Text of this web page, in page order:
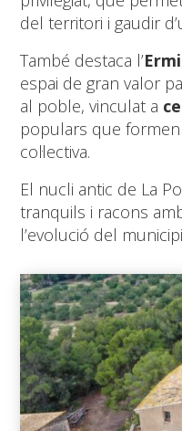
del territori i gaudir
També destaca l’
espai de gran valor
al poble, vinculat a
populars que
col·lectiva.
El nucli antic de La
tranquils i racons
l’evolució del